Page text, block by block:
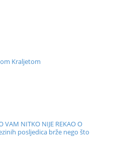
Kraljetom
NITKO NIJE REKAO O
posljedica brže nego što